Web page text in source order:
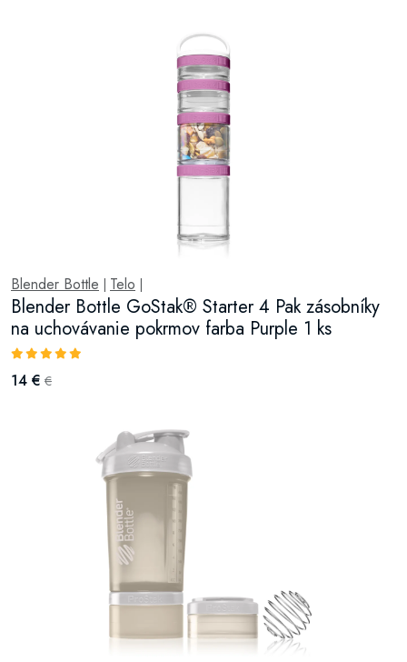
Blender Bottle Telo
Blender Bottle GoStak® Starter 4 Pak zásobníky
na uchovávanie pokrmov farba Purple 1 ks
14 € €